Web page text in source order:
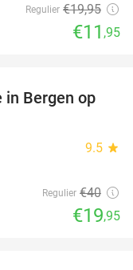
Regulier €19,95
€11 ,95
50%
in Bergen op
9.5 star
Regulier €40
€19,95